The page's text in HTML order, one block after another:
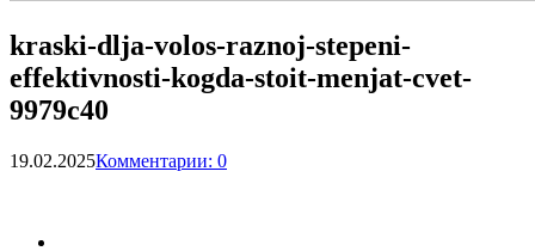
kraski-dlja-volos-raznoj-stepeni-
effektivnosti-kogda-stoit-menjat-cvet-
9979c40
19.02.2025Комментарии: 0